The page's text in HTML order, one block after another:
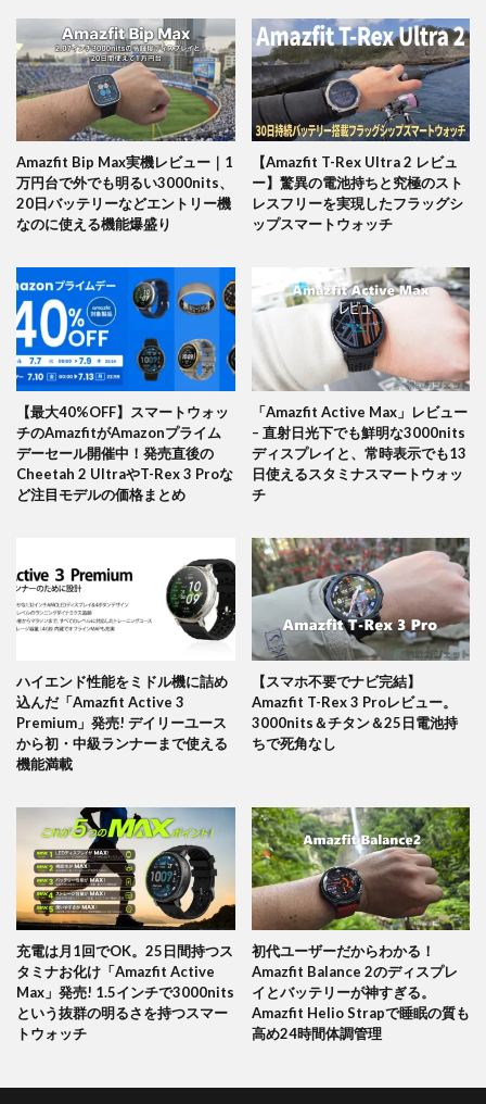
Amazfit Bip Max実機レビュー｜1
万円台で外でも明るい3000nits、
20日バッテリーなどエントリー機
なのに使える機能爆盛り
【Amazfit T-Rex Ultra 2 レビュ
ー】驚異の電池持ちと究極のスト
レスフリーを実現したフラッグシ
ップスマートウォッチ
【最大40%OFF】スマートウォッ
チのAmazfitがAmazonプライム
デーセール開催中！発売直後の
Cheetah 2 UltraやT-Rex 3 Proな
ど注目モデルの価格まとめ
「Amazfit Active Max」レビュー
– 直射日光下でも鮮明な3000nits
ディスプレイと、常時表示でも13
日使えるスタミナスマートウォッ
チ
ハイエンド性能をミドル機に詰め
込んだ「Amazfit Active 3
Premium」発売! デイリーユース
から初・中級ランナーまで使える
機能満載
【スマホ不要でナビ完結】
Amazfit T-Rex 3 Proレビュー。
3000nits＆チタン＆25日電池持
ちで死角なし
充電は月1回でOK。25日間持つス
タミナお化け「Amazfit Active
Max」発売! 1.5インチで3000nits
という抜群の明るさを持つスマー
トウォッチ
初代ユーザーだからわかる！
Amazfit Balance 2のディスプレ
イとバッテリーが神すぎる。
Amazfit Helio Strapで睡眠の質も
高め24時間体調管理